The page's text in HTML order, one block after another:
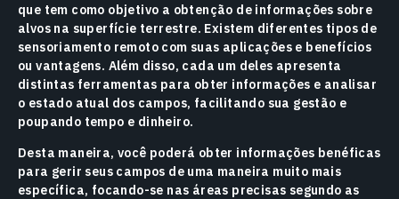
que tem como objetivo a obtenção de informações sobre
alvos na superfície terrestre. Existem diferentes tipos de
sensoriamento remoto com suas aplicações e benefícios
ou vantagens. Além disso, cada um deles apresenta
distintas ferramentas para obter informações e analisar
o estado atual dos campos, facilitando sua gestão e
poupando tempo e dinheiro.
Desta maneira, você poderá obter informações benéficas
para gerir seus campos de uma maneira muito mais
específica, focando-se nas áreas precisas segundo as